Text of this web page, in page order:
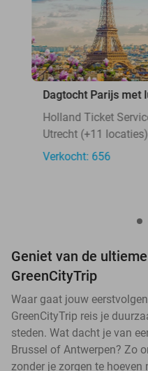
Dagtocht Parijs met
Holland Ticket
Utrecht (+11 locaties)
Verkocht: 656
Geniet van de
GreenCityTrip
Waar gaat jouw
GreenCityTrip reis je
steden. Wat dacht je van
Brussel of Antwerpen? Zo
zonder je zorgen te